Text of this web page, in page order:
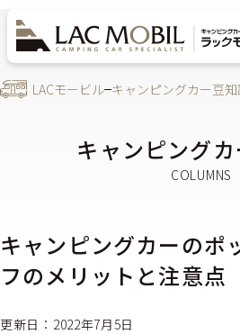
LACモービル キャンピングカー豆
キャンピング
キャンピングカーのポ
フのメリットと注意点
更新日：2022年7月5日